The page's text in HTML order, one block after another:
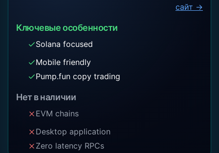
сайт →
Ключевые особенности
Solana focused
Mobile friendly
Pump.fun copy trading
Нет в наличии
EVM chains
Desktop application
Zero latency RPCs